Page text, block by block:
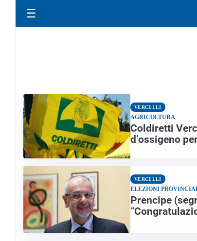
☰
VERCELLI
AGRICOLTURA
Coldiretti
d’ossigeno
VERCELLI
ELEZIONI
Prencipe